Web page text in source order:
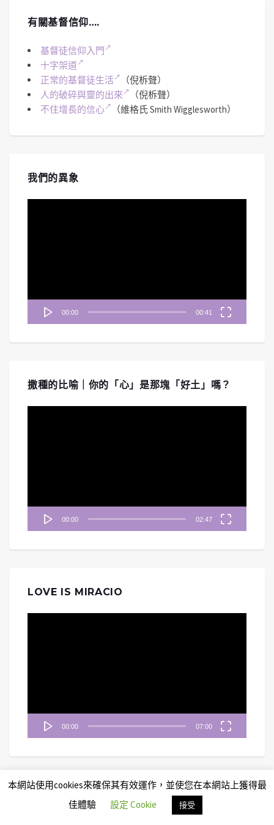
有關基督信仰….
基督徒信仰入門
十字架道
正常的基督徒生活
（倪柝聲）
人的破碎與靈的出來
（倪柝聲）
不住增長的信心
（維格氏 Smith Wigglesworth）
我們的異象
00:00 00:41
撒種的比喻｜你的「心」是那塊「好土」嗎？
00:00 02:47
LOVE IS MIRACIO
00:00 07:00
本網站使用cookies來確保其有效運作，並使您在本網站上獲得最
佳體驗
設定 Cookie 接受